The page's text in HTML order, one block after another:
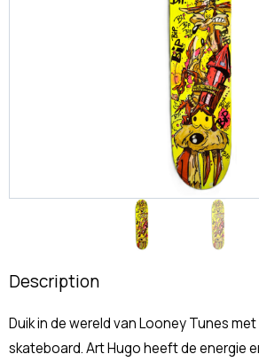
Description
Duik in de wereld van Looney Tunes
skateboard. Art Hugo heeft de energie